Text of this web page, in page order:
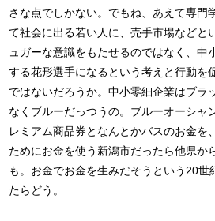
さな点でしかない。でもね、あえて専門
て社会に出る若い人に、売手市場などと
ュガーな意識をもたせるのではなく、中
する花形選手になるという考えと行動を
ではないだろうか。中小零細企業はブラ
なくブルーだっつうの。ブルーオーシャ
レミアム商品券となんとかバスのお金を
ためにお金を使う新潟市だったら他県か
も。お金でお金を生みだそうという20世
たらどう。